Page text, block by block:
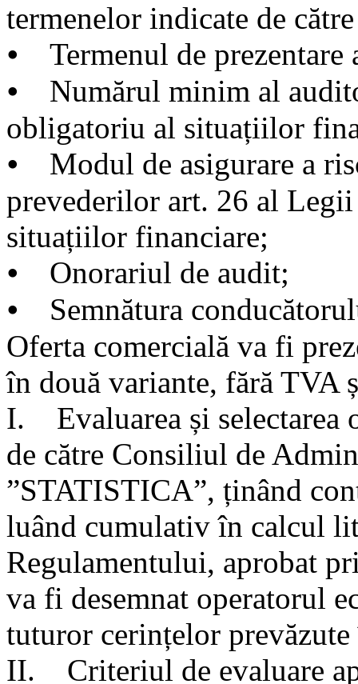
termenelor indicate de
⦁ Termenul de
⦁ Numărul minim al
obligatoriu al situațiilor
⦁ Modul de asigurare a
prevederilor art. 26 al
situațiilor financiare;
⦁ Onorariul de audit;
⦁ Semnătura
Oferta comercială va fi
în două variante, fără TVA
I. Evaluarea și selectarea
de către Consiliul de
”STATISTICA”, ținând
luând cumulativ în calcul
Regulamentului, aprobat
va fi desemnat operatorul
tuturor cerințelor
II. Criteriul de evaluare